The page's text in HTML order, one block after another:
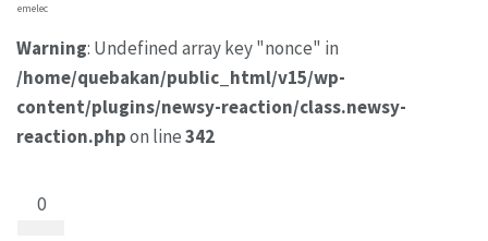
emelec
Warning: Undefined array key "nonce" in
/home/quebakan/public_html/v15/wp-
content/plugins/newsy-reaction/class.newsy-
reaction.phpon line342
0